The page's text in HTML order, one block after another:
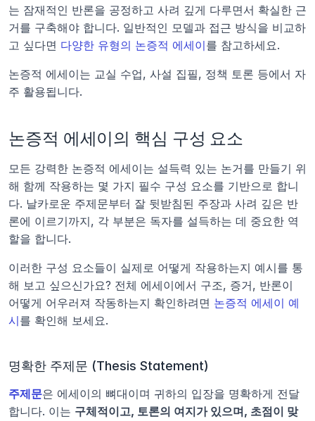
는 잠재적인 반론을 공정하고 사려 깊게 다루면서 확실한 근
거를 구축해야 합니다. 일반적인 모델과 접근 방식을 비교하
고 싶다면 다양한 유형의 논증적 에세이를 참고하세요.
논증적 에세이는 교실 수업, 사설 집필, 정책 토론 등에서 자
주 활용됩니다.
논증적 에세이의 핵심 구성 요소
모든 강력한 논증적 에세이는 설득력 있는 논거를 만들기 위
해 함께 작용하는 몇 가지 필수 구성 요소를 기반으로 합니
다. 날카로운 주제문부터 잘 뒷받침된 주장과 사려 깊은 반
론에 이르기까지, 각 부분은 독자를 설득하는 데 중요한 역
할을 합니다.
이러한 구성 요소들이 실제로 어떻게 작용하는지 예시를 통
해 보고 싶으신가요? 전체 에세이에서 구조, 증거, 반론이
어떻게 어우러져 작동하는지 확인하려면 논증적 에세이 예
시를 확인해 보세요.
명확한 주제문 (Thesis Statement)
주제문은 에세이의 뼈대이며 귀하의 입장을 명확하게 전달
합니다. 이는 구체적이고, 토론의 여지가 있으며, 초점이 맞